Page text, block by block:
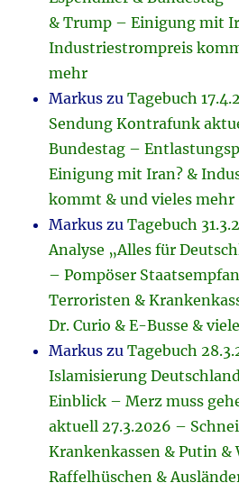
& Trump – Einigung mit
Industriestrompreis
mehr
Markus zuTagebuch
Sendung Kontrafunk
Bundestag –
Einigung mit Iran? &
kommt & und vieles mehr
Markus zuTagebuch
Analyse „Alles für
– Pompöser
Terroristen &
Dr. Curio & E-Busse &
Markus zuTagebuch
Islamisierung
Einblick – Merz muss
aktuell 27.3.2026 –
Krankenkassen & Putin &
Raffelhüschen &